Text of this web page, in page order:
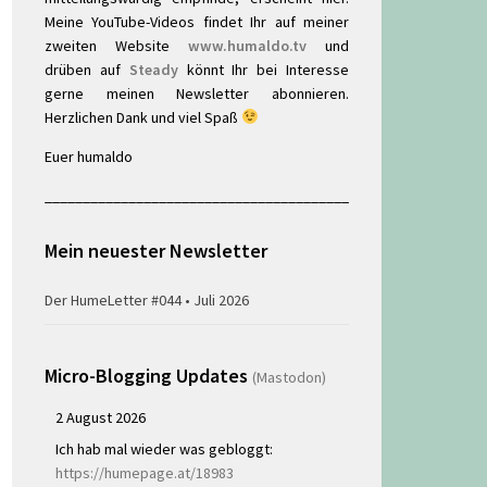
Meine YouTube-Videos findet Ihr auf meiner
zweiten Website www.humaldo.tv und
drüben auf Steadykönnt Ihr bei Interesse
gerne meinen Newsletter abonnieren.
Herzlichen Dank und viel Spaß
Euer humaldo
Mein neuester Newsletter
Der HumeLetter #044 • Juli 2026
Micro-Blogging Updates (Mastodon)
2 August 2026
Ich hab mal wieder was gebloggt:
https://humepage.at/18983